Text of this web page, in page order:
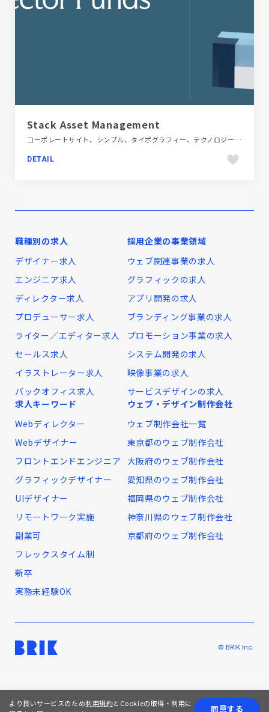
Stack Asset Management
コーポレートサイト、シンプル、タイポグラフィー、テクノロジー・サイエンス、フラットデザイン、ブルー系
DETAIL
職種別の求人
デザイナー求人
エンジニア求人
ディレクター求人
プロデューサー求人
ライター／エディター求人
セールス求人
イラストレーター求人
バックオフィス求人
採用企業の事業領域
ウェブ関連事業の求人
グラフィックの求人
アプリ開発の求人
ブランディング事業の求人
プロモーション事業の求人
システム開発の求人
映像事業の求人
サービスデザインの求人
求人キーワード
Webディレクター
Webデザイナー
フロントエンドエンジニア
グラフィックデザイナー
UIデザイナー
リモートワーク実施
副業可
フレックスタイム制
新卒
実務未経験OK
ウェブ・デザイン制作会社
ウェブ制作会社一覧
東京都のウェブ制作会社
大阪府のウェブ制作会社
愛知県のウェブ制作会社
福岡県のウェブ制作会社
神奈川県のウェブ制作会社
京都府のウェブ制作会社
© BRIK Inc.
より良いサービスのため利用規約とCookieの取得・利用に
同意する